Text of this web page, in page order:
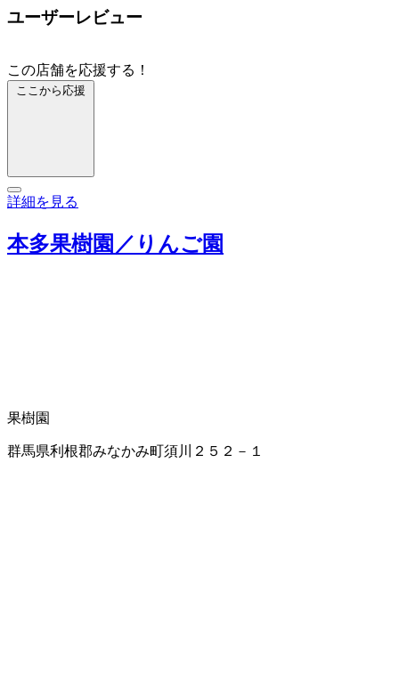
ユーザーレビュー
この店舗を応援する！
ここから応援
詳細を見る
本多果樹園／りんご園
果樹園
群馬県利根郡みなかみ町須川２５２－１